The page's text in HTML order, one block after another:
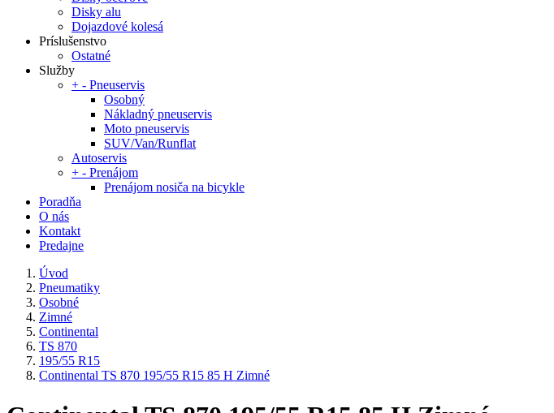
Disky alu
Dojazdové kolesá
Príslušenstvo
Ostatné
Služby
+ - Pneuservis
Osobný
Nákladný pneuservis
Moto pneuservis
SUV/Van/Runflat
Autoservis
+ - Prenájom
Prenájom nosiča na bicykle
Poradňa
O nás
Kontakt
Predajne
Úvod
Pneumatiky
Osobné
Zimné
Continental
TS 870
195/55 R15
Continental TS 870 195/55 R15 85 H Zimné